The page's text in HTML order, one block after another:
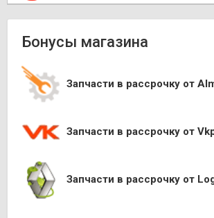
Бонусы магазина
Запчасти в рассрочку от
Запчасти в рассрочку от
Запчасти в рассрочку от